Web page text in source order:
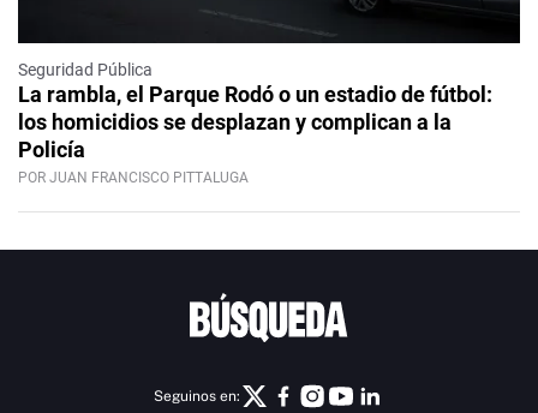
Seguridad Pública
La rambla, el Parque Rodó o un estadio de fútbol:
los homicidios se desplazan y complican a la
Policía
POR JUAN FRANCISCO PITTALUGA
Seguinos en: